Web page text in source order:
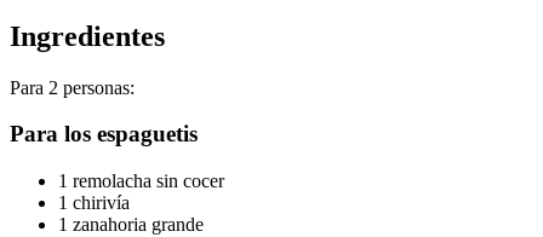
Ingredientes
Para 2 personas:
Para los espaguetis
1 remolacha sin cocer
1 chirivía
1 zanahoria grande